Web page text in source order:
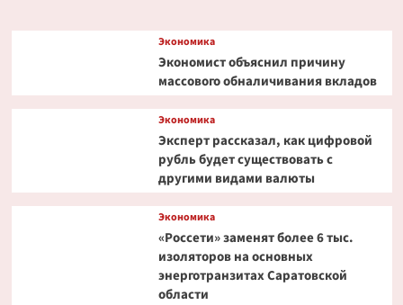
Экономика
Экономист объяснил причину
массового обналичивания вкладов
Экономика
Эксперт рассказал, как цифровой
рубль будет существовать с
другими видами валюты
Экономика
«Россети» заменят более 6 тыс.
изоляторов на основных
энерготранзитах Саратовской
области